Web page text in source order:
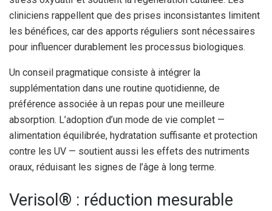
cliniciens rappellent que des prises inconsistantes limitent
les bénéfices, car des apports réguliers sont nécessaires
pour influencer durablement les processus biologiques.
Un conseil pragmatique consiste à intégrer la
supplémentation dans une routine quotidienne, de
préférence associée à un repas pour une meilleure
absorption. L’adoption d’un mode de vie complet —
alimentation équilibrée, hydratation suffisante et protection
contre les UV — soutient aussi les effets des nutriments
oraux, réduisant les signes de l’âge à long terme.
Verisol® : réduction mesurable